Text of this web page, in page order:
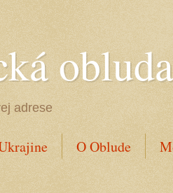
obluda
adrese
O Oblude